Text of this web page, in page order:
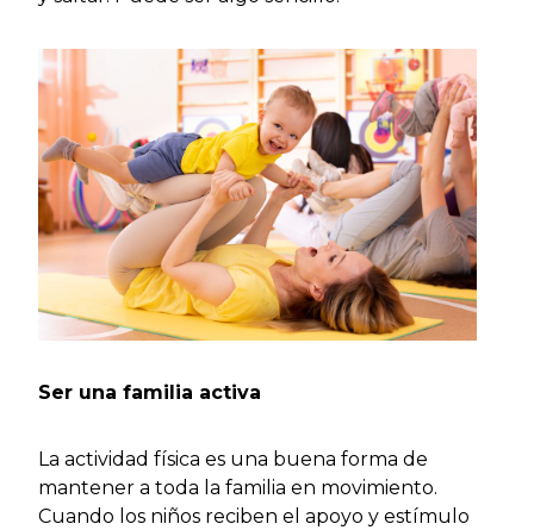
Ser una familia activa
La actividad física es una buena forma de
mantener a toda la familia en movimiento.
Cuando los niños reciben el apoyo y estímulo